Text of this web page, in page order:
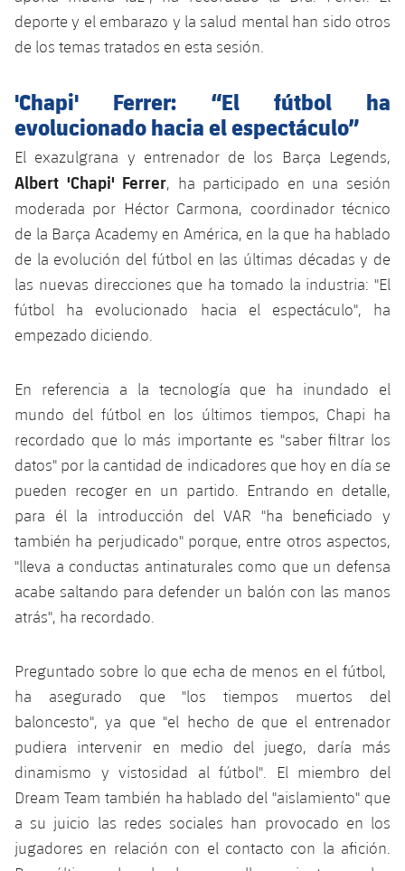
deporte y el embarazo y la salud mental han sido otros
de los temas tratados en esta sesión.
'Chapi' Ferrer: “El fútbol ha
evolucionado hacia el espectáculo”
El exazulgrana y entrenador de los Barça Legends,
Albert 'Chapi' Ferrer, ha participado en una sesión
moderada por Héctor Carmona, coordinador técnico
de la Barça Academy en América, en la que ha hablado
de la evolución del fútbol en las últimas décadas y de
las nuevas direcciones que ha tomado la industria: "El
fútbol ha evolucionado hacia el espectáculo", ha
empezado diciendo.
En referencia a la tecnología que ha inundado el
mundo del fútbol en los últimos tiempos, Chapi ha
recordado que lo más importante es "saber filtrar los
datos" por la cantidad de indicadores que hoy en día se
pueden recoger en un partido. Entrando en detalle,
para él la introducción del VAR "ha beneficiado y
también ha perjudicado" porque, entre otros aspectos,
"lleva a conductas antinaturales como que un defensa
acabe saltando para defender un balón con las manos
atrás", ha recordado.
Preguntado sobre lo que echa de menos en el fútbol, ​​
ha asegurado que "los tiempos muertos del
baloncesto", ya que "el hecho de que el entrenador
pudiera intervenir en medio del juego, daría más
dinamismo y vistosidad al fútbol". El miembro del
Dream Team también ha hablado del "aislamiento" que
a su juicio las redes sociales han provocado en los
jugadores en relación con el contacto con la afición.